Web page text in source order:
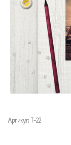
Артикул: Т-22